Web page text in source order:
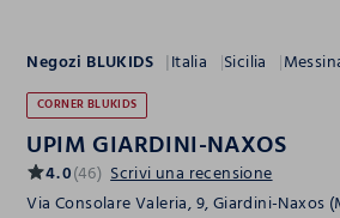
Negozi BLUKIDS Italia Sicilia
CORNER BLUKIDS
UPIM GIARDINI-NAXOS
4.0(46) Scrivi una recensione
Via Consolare Valeria, 9, Giardini-Naxos